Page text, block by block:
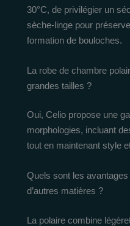
30°C, de privilégier un
sèche-linge pour
formation de bouloches.
La robe de chambre
grandes tailles ?
Oui, Celio propose une
morphologies, incluant
tout en maintenant style
Quels sont les
d’autres matières ?
La polaire combine